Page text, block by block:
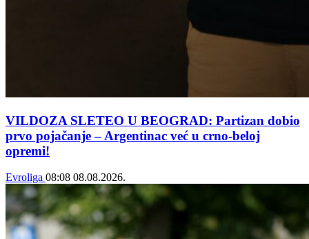
VILDOZA SLETEO U BEOGRAD: Partizan dobio
prvo pojačanje – Argentinac već u crno-beloj
opremi!
Evroliga 08:08 08.08.2026.